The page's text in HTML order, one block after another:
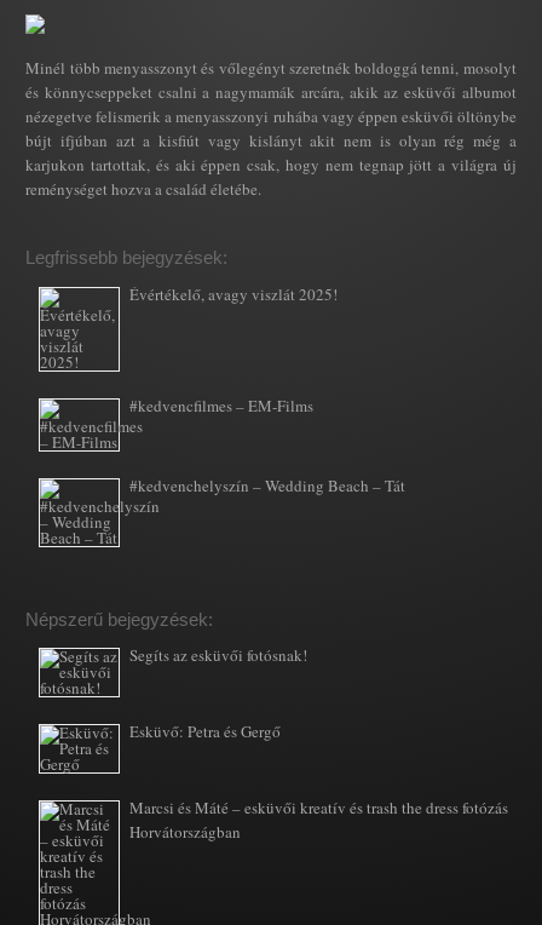
Minél több menyasszonyt és vőlegényt szeretnék boldoggá tenni, mosolyt
és könnycseppeket csalni a nagymamák arcára, akik az esküvői albumot
nézegetve felismerik a menyasszonyi ruhába vagy éppen esküvői öltönybe
bújt ifjúban azt a kisfiút vagy kislányt akit nem is olyan rég még a
karjukon tartottak, és aki éppen csak, hogy nem tegnap jött a világra új
reménységet hozva a család életébe.
Legfrissebb bejegyzések:
Évértékelő, avagy viszlát 2025!
#kedvencfilmes – EM-Films
#kedvenchelyszín – Wedding Beach – Tát
Népszerű bejegyzések:
Segíts az esküvői fotósnak!
Esküvő: Petra és Gergő
Marcsi és Máté – esküvői kreatív és trash the dress fotózás
Horvátországban